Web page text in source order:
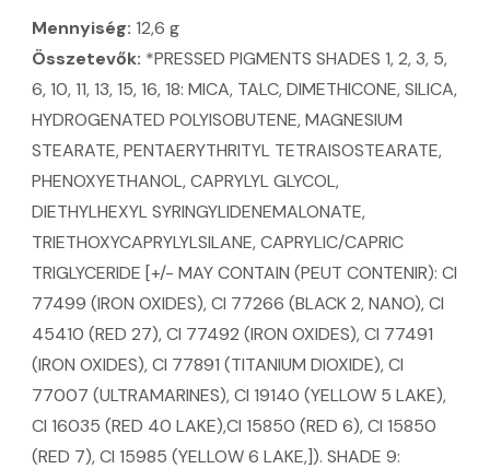
Mennyiség: 12,6 g
Összetevők: *PRESSED PIGMENTS SHADES 1, 2, 3, 5,
6, 10, 11, 13, 15, 16, 18: MICA, TALC, DIMETHICONE, SILICA,
HYDROGENATED POLYISOBUTENE, MAGNESIUM
STEARATE, PENTAERYTHRITYL TETRAISOSTEARATE,
PHENOXYETHANOL, CAPRYLYL GLYCOL,
DIETHYLHEXYL SYRINGYLIDENEMALONATE,
TRIETHOXYCAPRYLYLSILANE, CAPRYLIC/CAPRIC
TRIGLYCERIDE [+/- MAY CONTAIN (PEUT CONTENIR): CI
77499 (IRON OXIDES), CI 77266 (BLACK 2, NANO), CI
45410 (RED 27), CI 77492 (IRON OXIDES), CI 77491
(IRON OXIDES), CI 77891 (TITANIUM DIOXIDE), CI
77007 (ULTRAMARINES), CI 19140 (YELLOW 5 LAKE),
CI 16035 (RED 40 LAKE),CI 15850 (RED 6), CI 15850
(RED 7), CI 15985 (YELLOW 6 LAKE,]). SHADE 9: